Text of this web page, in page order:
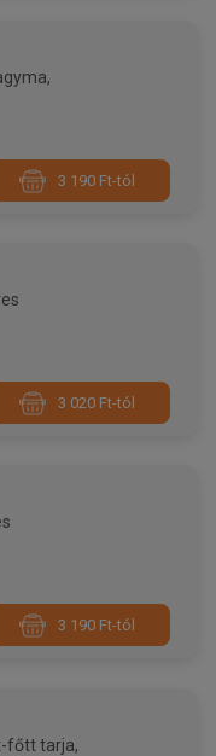
3 190 Ft-tól
3 020 Ft-tól
3 190 Ft-tól